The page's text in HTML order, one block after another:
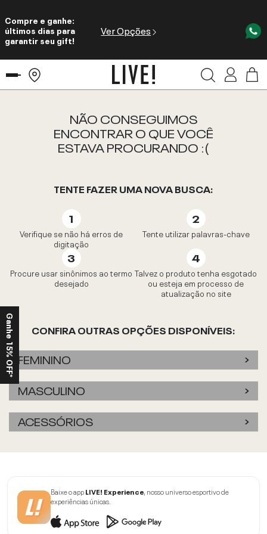
Compre e ganhe:
últimos dias para
garantir seu gift!
Ver Opções
NÃO CONSEGUIMOS
ENCONTRAR O QUE VOCÊ
ESTAVA PROCURANDO :(
TENTE FAZER UMA NOVA BUSCA:
Verifique se não há erros de
digitação
Tente utilizar palavras-chave
Procure usar sinônimos ao termo
desejado
Talvez o produto tenha esgotado
ou esteja em processo de
atualização no site
CONFIRA OUTRAS OPÇÕES DISPONÍVEIS:
FEMININO
MASCULINO
ACESSÓRIOS
Baixe o appLIVE! Experience, nosso universo esportivo de
experiências únicas.
Ganhe 15% OFF*